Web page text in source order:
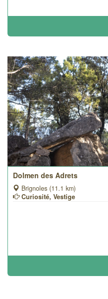
Dolmen des Adrets
Brignoles (11.1 km)
Curiosité, Vestige